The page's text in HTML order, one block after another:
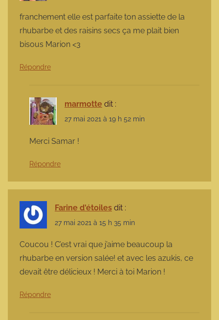
franchement elle est parfaite ton assiette de la
rhubarbe et des raisins secs ça me plait bien
bisous Marion <3
Répondre
marmotte dit :
27 mai 2021 à 19 h 52 min
Merci Samar !
Répondre
Farine d'étoiles dit :
27 mai 2021 à 15 h 35 min
Coucou ! C’est vrai que j’aime beaucoup la
rhubarbe en version salée! et avec les azukis, ce
devait être délicieux ! Merci à toi Marion !
Répondre